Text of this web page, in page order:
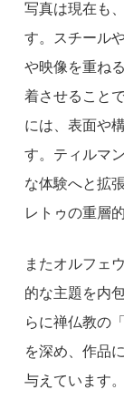
写真は現在も
す。スチール
や映像を重ね
着させること
には、表面や
す。ティルマ
な体験へと拡
レトゥの重層
またオルフェ
的な主題を内
らに禅仏教の
を深め、作品
与えています。